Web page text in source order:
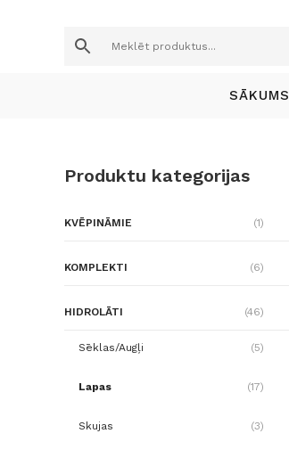
M
t
SĀKUMS
Produktu kategorijas
KVĒPINĀMIE (1)
KOMPLEKTI (6)
HIDROLĀTI (46)
Sēklas/Augļi (5)
Lapas (17)
Skujas (3)